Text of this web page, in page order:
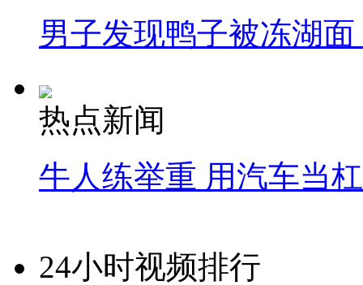
男子发现鸭子被冻湖
热点新闻
牛人练举重 用汽车当
24小时视频排行